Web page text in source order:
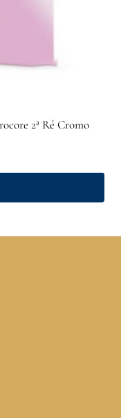
2ª Ré Cromo